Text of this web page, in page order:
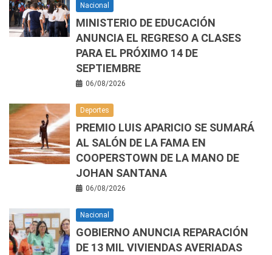
Nacional
MINISTERIO DE EDUCACIÓN
ANUNCIA EL REGRESO A CLASES
PARA EL PRÓXIMO 14 DE
SEPTIEMBRE
06/08/2026
Deportes
PREMIO LUIS APARICIO SE SUMARÁ
AL SALÓN DE LA FAMA EN
COOPERSTOWN DE LA MANO DE
JOHAN SANTANA
06/08/2026
Nacional
GOBIERNO ANUNCIA REPARACIÓN
DE 13 MIL VIVIENDAS AVERIADAS